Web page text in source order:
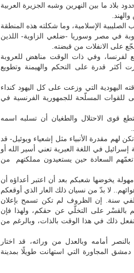
بلاد ما بين النهرين وشبه الجزيرة العربية
الصليبية الإسلامية، وما شكلته هذه المنطقة
في مصر وسوريا -ضلعي الزاوية- اللذين
على الانفلات من قبضته.
لفرنسا، وفي ذات الوقت مناهض للعروبة
أكثر قدرة على التحكم والهيمنة وتطويع
اليهودية التي وزعت على كل اليهود كنداء
للقوات المسلّحة للجمهورية الفرنسية في
قوى الاحتلال والطغيان أن تسلبه اسمه
لهم مقدرة الأنبياء مثل إشعياء ويوئيل- قد
إسرائيل في اللغة العبرية تعني أسير الله أو
السعادة حين يستعيدون مملكتهم من
يخوضها شعبكم بعد أن اعتبر أعداؤه أن
لا بدّ من نسيان ذلك العار الذي أوقعكم
سنة. إن الظروف لم تكن تسمح بإعلان
بالقسْر على التخلّي عن حقكم، ولهذا فإن
ذلك في هذا الوقت بالذات، وبالرغم من
أمامه وبالعدل من ورائه، قد اختار
المجاورة التي استهانت طويلًا بمدينة